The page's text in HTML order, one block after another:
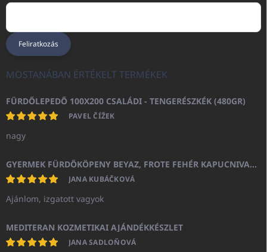
Feliratkozás
MOSTANÁBAN ÉRTÉKELT TERMÉKEK
FÜRDŐLEPEDŐ 100X200 CSALÁDI - TENGERÉSZKÉK (480GR)
PAVEL ČÍŽEK
nagy
GYERMEK FÜRDŐKÖPENY BEYAZ, FROTE FEHÉR KAPUCNIVAL (400GR)
JANA KUBÁČKOVÁ
Ajánlom, izgatott vagyok
MEDITERAN KOZMETIKAI AJÁNDÉKKÉSZLET
JANA SADLOŇOVÁ